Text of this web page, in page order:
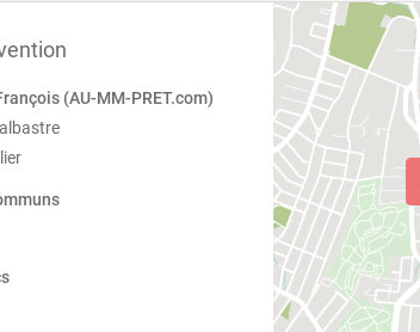
(AU-MM-PRET.com)